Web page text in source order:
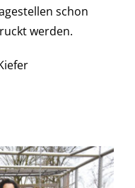
schon
werden.